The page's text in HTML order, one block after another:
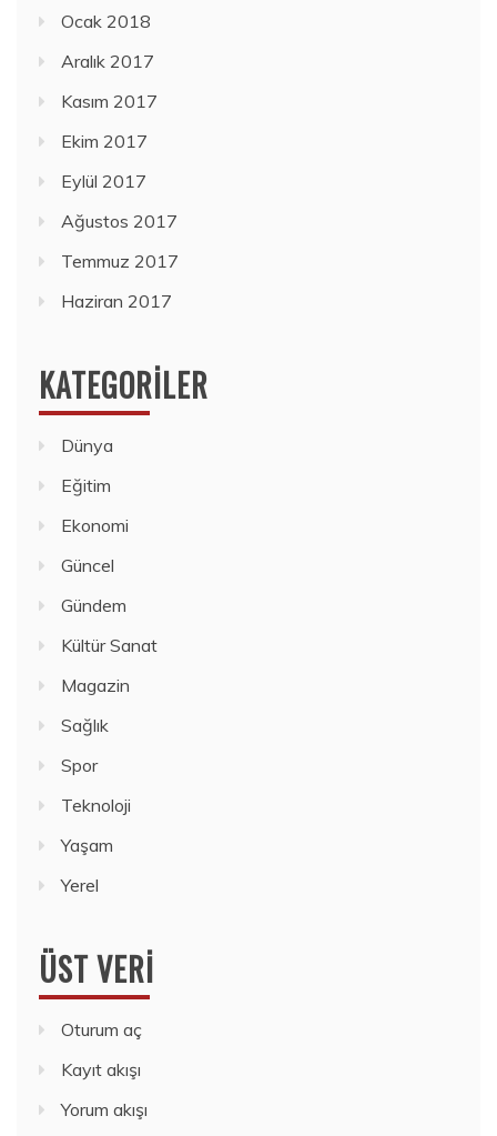
Ocak 2018
Aralık 2017
Kasım 2017
Ekim 2017
Eylül 2017
Ağustos 2017
Temmuz 2017
Haziran 2017
KATEGORILER
Dünya
Eğitim
Ekonomi
Güncel
Gündem
Kültür Sanat
Magazin
Sağlık
Spor
Teknoloji
Yaşam
Yerel
ÜST VERI
Oturum aç
Kayıt akışı
Yorum akışı